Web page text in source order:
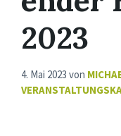
2023
4. Mai 2023 von